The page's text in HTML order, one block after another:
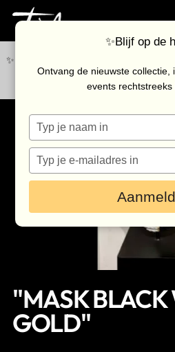
✨Blijf op de hoogte van de nieuwste
onze
Collectie
Galerie
Kunstenaars
Outlet
Bezoek de galerie
Inkoop
Nieuws & agenda
Contact
"MASK BLACK
GOLD"
✨Blijf op de
Ontvang de nieuwste collectie,
events rechtstreeks
Typ
je
naam
Typ
je
e-
in